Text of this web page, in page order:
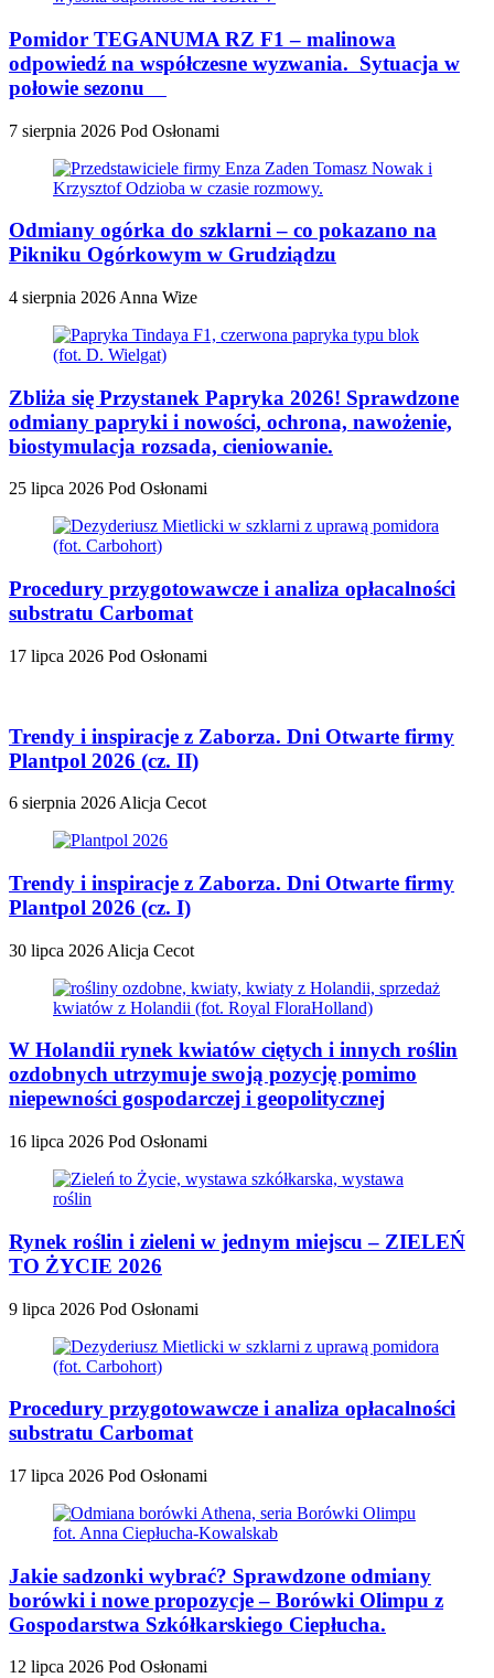
Pomidor TEGANUMA RZ F1 – malinowa
odpowiedź na współczesne wyzwania. Sytuacja w
połowie sezonu
7 sierpnia 2026 Pod Osłonami
Odmiany ogórka do szklarni – co pokazano na
Pikniku Ogórkowym w Grudziądzu
4 sierpnia 2026 Anna Wize
Zbliża się Przystanek Papryka 2026! Sprawdzone
odmiany papryki i nowości, ochrona, nawożenie,
biostymulacja rozsada, cieniowanie.
25 lipca 2026 Pod Osłonami
Procedury przygotowawcze i analiza opłacalności
substratu Carbomat
17 lipca 2026 Pod Osłonami
Trendy i inspiracje z Zaborza. Dni Otwarte firmy
Plantpol 2026 (cz. II)
6 sierpnia 2026 Alicja Cecot
Trendy i inspiracje z Zaborza. Dni Otwarte firmy
Plantpol 2026 (cz. I)
30 lipca 2026 Alicja Cecot
W Holandii rynek kwiatów ciętych i innych roślin
ozdobnych utrzymuje swoją pozycję pomimo
niepewności gospodarczej i geopolitycznej
16 lipca 2026 Pod Osłonami
Rynek roślin i zieleni w jednym miejscu – ZIELEŃ
TO ŻYCIE 2026
9 lipca 2026 Pod Osłonami
Procedury przygotowawcze i analiza opłacalności
substratu Carbomat
17 lipca 2026 Pod Osłonami
Jakie sadzonki wybrać? Sprawdzone odmiany
borówki i nowe propozycje – Borówki Olimpu z
Gospodarstwa Szkółkarskiego Ciepłucha.
12 lipca 2026 Pod Osłonami